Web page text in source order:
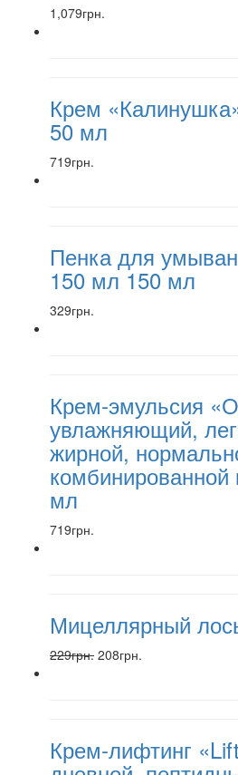
1,079грн.
Крем
50 мл
719грн.
Пенка для
150 мл 150 мл
329грн.
Крем-эмульсия
увлажняющий,
жирной,
мл
719грн.
Мицеллярный
229грн. 208грн.
Крем-лифтинг